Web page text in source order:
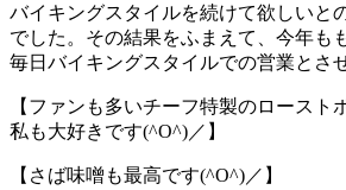
バイキングスタイルを続けて欲しいと
でした。その結果をふまえて、今年も
毎日バイキングスタイルでの営業とさ
【ファンも多いチーフ特製のロースト
私も大好きです(^O^)／】
【さば味噌も最高です(^O^)／】